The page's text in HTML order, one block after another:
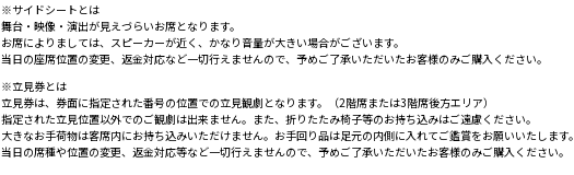
※サイドシートとは
舞台・映像・演出が見えづらいお席となります。
お席によりましては、スピーカーが近く、かなり音量が大きい場合がございます。
当日の座席位置の変更、返金対応など一切行えませんので、予めご了承いただいたお客様のみご購入ください。
※立見券とは
立見券は、券面に指定された番号の位置での立見観劇となります。（2階席または3階席後方エリア）
指定された立見位置以外でのご観劇は出来ません。また、折りたたみ椅子等のお持ち込みはご遠慮ください。
大きなお手荷物は客席内にお持ち込みいただけません。お手回り品は足元の内側に入れてご鑑賞をお願いいたします。
当日の席種や位置の変更、返金対応等など一切行えませんので、予めご了承いただいたお客様のみご購入ください。